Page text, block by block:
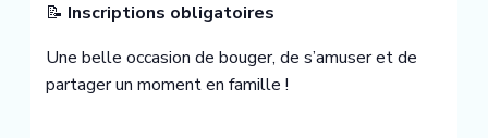
📝 Inscriptions obligatoires
Une belle occasion de bouger, de s’amuser et de
partager un moment en famille !